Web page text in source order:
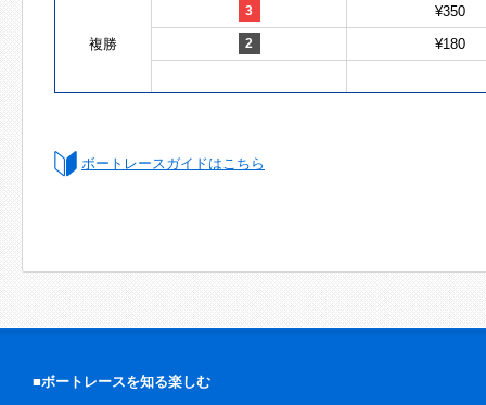
複勝
3 ¥350
2 ¥180
ボートレースガイドはこちら
■ボートレースを知る楽しむ